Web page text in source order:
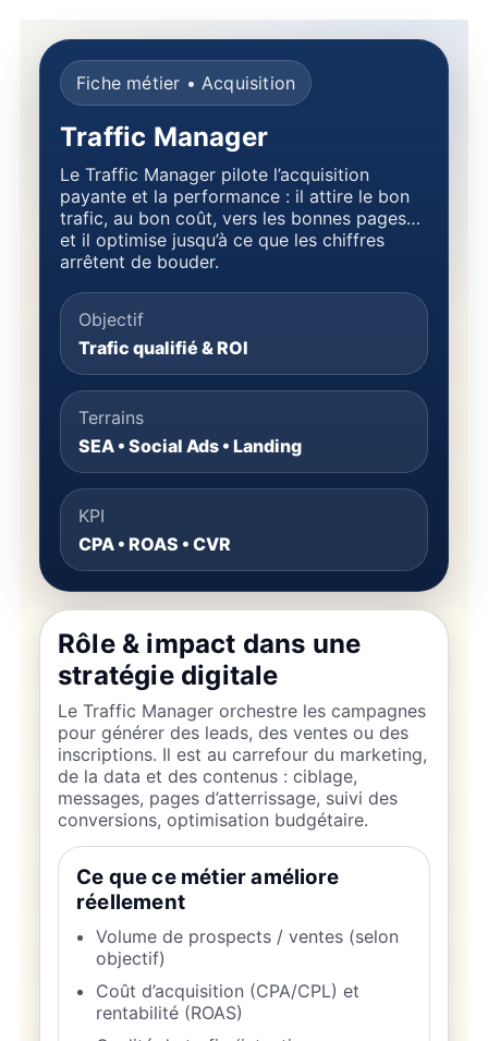
Fiche métier • Acquisition
Traffic Manager
Le Traffic Manager pilote l’acquisition
payante et la performance : il attire le bon
trafic, au bon coût, vers les bonnes pages…
et il optimise jusqu’à ce que les chiffres
arrêtent de bouder.
Objectif
Trafic qualifié & ROI
Terrains
SEA • Social Ads • Landing
KPI
CPA • ROAS • CVR
Rôle & impact dans une
stratégie digitale
Le Traffic Manager orchestre les campagnes
pour générer des leads, des ventes ou des
inscriptions. Il est au carrefour du marketing,
de la data et des contenus : ciblage,
messages, pages d’atterrissage, suivi des
conversions, optimisation budgétaire.
Ce que ce métier améliore
réellement
Volume de prospects / ventes (selon
objectif)
Coût d’acquisition (CPA/CPL) et
rentabilité (ROAS)